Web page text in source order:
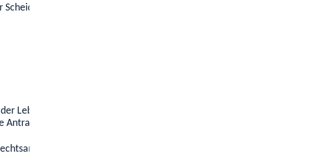
oder einer Aufhebung der Lebenspartnerschaft zu zahlen ist,
Lebenspartnerschaft befasst ist
oder der Antragsgegner gewöhnlich aufhält
beraten.